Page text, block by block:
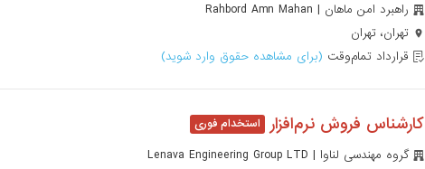
راهبرد امن ماهان | Rahbord Amn Mahan
تهران، تهران
قرارداد تمام‌وقت (برای مشاهده حقوق وارد شوید)
کارشناس فروش نرم‌افزار
گروه مهندسی لناوا | Lenava Engineering Group LTD